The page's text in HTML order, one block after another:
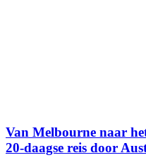
Van Melbourne naar
20-daagse reis door